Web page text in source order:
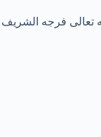
فرجه‌ الشریف